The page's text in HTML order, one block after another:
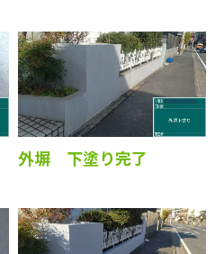
外塀 下塗り完了